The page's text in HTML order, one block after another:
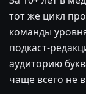
тот же цикл
команды
подкаст-
аудиторию
чаще всего не